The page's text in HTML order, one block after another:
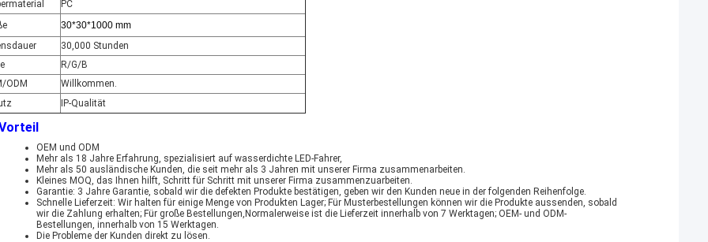
PC
30*30*1000 mm
30,000 Stunden
R/G/B
ODM
Willkommen.
IP-Qualität
OEM und ODM
Mehr als 18 Jahre Erfahrung, spezialisiert auf wasserdichte LED-Fahrer,
Mehr als 50 ausländische Kunden, die seit mehr als 3 Jahren mit unserer Firma zusammenarbeiten.
Kleines MOQ, das Ihnen hilft, Schritt für Schritt mit unserer Firma zusammenzuarbeiten.
Garantie: 3 Jahre Garantie, sobald wir die defekten Produkte bestätigen, geben wir den Kunden neue in der folgenden Reihenfolge.
Schnelle Lieferzeit: Wir halten für einige Menge von Produkten Lager; Für Musterbestellungen können wir die Produkte aussenden, sobald
wir die Zahlung erhalten; Für große Bestellungen,Normalerweise ist die Lieferzeit innerhalb von 7 Werktagen; OEM- und ODM-
Bestellungen, innerhalb von 15 Werktagen.
Die Probleme der Kunden direkt zu lösen.